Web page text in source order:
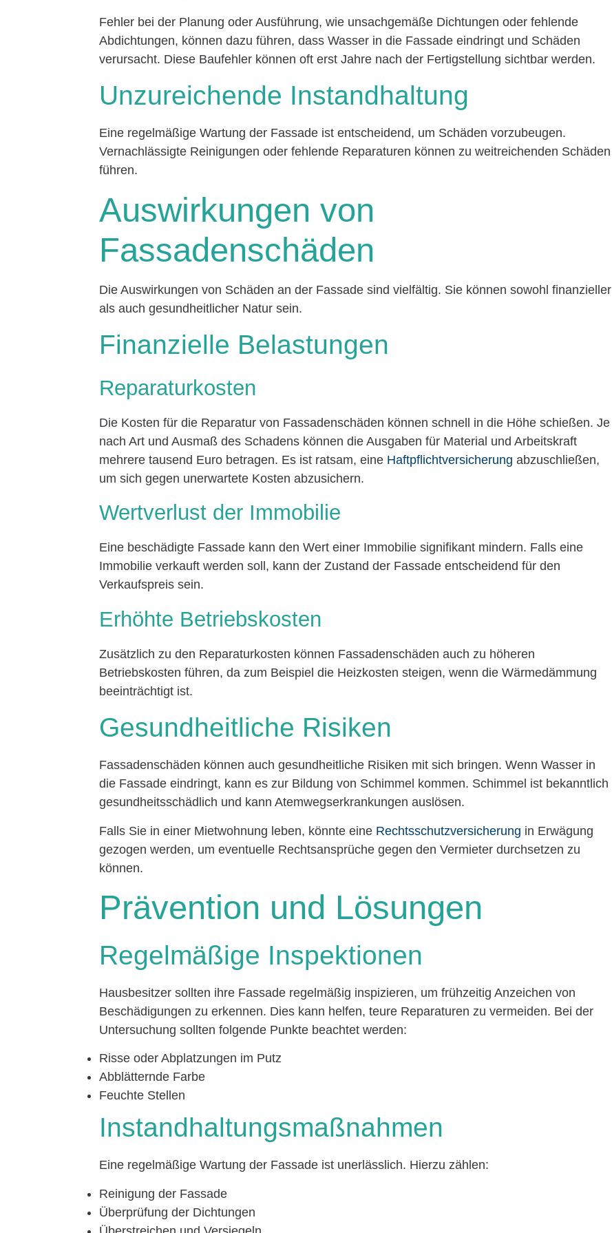
Fehler bei der Planung oder Ausführung, wie unsachgemäße Dichtungen oder fehlende
Abdichtungen, können dazu führen, dass Wasser in die Fassade eindringt und Schäden
verursacht. Diese Baufehler können oft erst Jahre nach der Fertigstellung sichtbar werden.
Unzureichende Instandhaltung
Eine regelmäßige Wartung der Fassade ist entscheidend, um Schäden vorzubeugen.
Vernachlässigte Reinigungen oder fehlende Reparaturen können zu weitreichenden Schäden
führen.
Auswirkungen von
Fassadenschäden
Die Auswirkungen von Schäden an der Fassade sind vielfältig. Sie können sowohl finanzieller
als auch gesundheitlicher Natur sein.
Finanzielle Belastungen
Reparaturkosten
Die Kosten für die Reparatur von Fassadenschäden können schnell in die Höhe schießen. Je
nach Art und Ausmaß des Schadens können die Ausgaben für Material und Arbeitskraft
mehrere tausend Euro betragen. Es ist ratsam, eine Haftpflichtversicherung abzuschließen,
um sich gegen unerwartete Kosten abzusichern.
Wertverlust der Immobilie
Eine beschädigte Fassade kann den Wert einer Immobilie signifikant mindern. Falls eine
Immobilie verkauft werden soll, kann der Zustand der Fassade entscheidend für den
Verkaufspreis sein.
Erhöhte Betriebskosten
Zusätzlich zu den Reparaturkosten können Fassadenschäden auch zu höheren
Betriebskosten führen, da zum Beispiel die Heizkosten steigen, wenn die Wärmedämmung
beeinträchtigt ist.
Gesundheitliche Risiken
Fassadenschäden können auch gesundheitliche Risiken mit sich bringen. Wenn Wasser in
die Fassade eindringt, kann es zur Bildung von Schimmel kommen. Schimmel ist bekanntlich
gesundheitsschädlich und kann Atemwegserkrankungen auslösen.
Falls Sie in einer Mietwohnung leben, könnte eine Rechtsschutzversicherung in Erwägung
gezogen werden, um eventuelle Rechtsansprüche gegen den Vermieter durchsetzen zu
können.
Prävention und Lösungen
Regelmäßige Inspektionen
Hausbesitzer sollten ihre Fassade regelmäßig inspizieren, um frühzeitig Anzeichen von
Beschädigungen zu erkennen. Dies kann helfen, teure Reparaturen zu vermeiden. Bei der
Untersuchung sollten folgende Punkte beachtet werden:
Risse oder Abplatzungen im Putz
Abblätternde Farbe
Feuchte Stellen
Instandhaltungsmaßnahmen
Eine regelmäßige Wartung der Fassade ist unerlässlich. Hierzu zählen:
Reinigung der Fassade
Überprüfung der Dichtungen